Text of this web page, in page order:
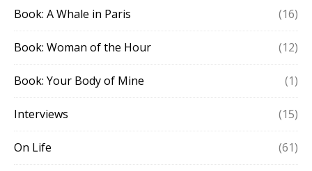
Book: A Whale in Paris (16)
Book: Woman of the Hour (12)
Book: Your Body of Mine (1)
Interviews (15)
On Life (61)